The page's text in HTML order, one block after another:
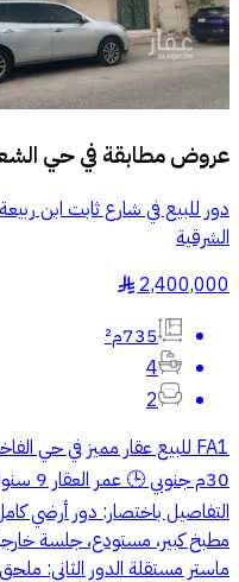
عروض مطابقة فيحي
دور للبيع في شارع ثابت ابن
الشرقية
2,400,000
§
735م²
4
2
30م
ماستر مستقلة الدور الثاني: